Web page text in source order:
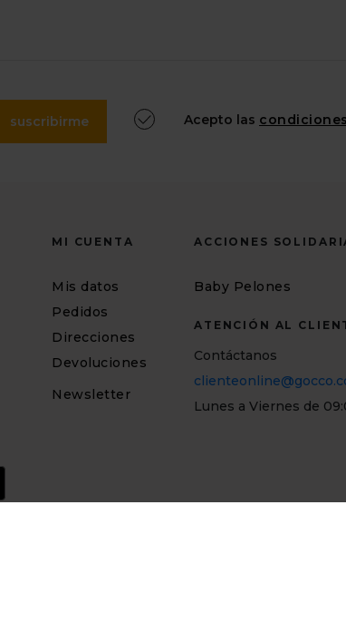
suscribirme Acepto las
MI CUENTA
Mis datos
Pedidos
Direcciones
Devoluciones
Newsletter
ACCIONES
Baby Pelones
ATENCIÓN AL
Contáctanos
Lunes a Viernes de